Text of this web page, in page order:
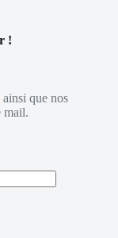
!
que nos
mail.